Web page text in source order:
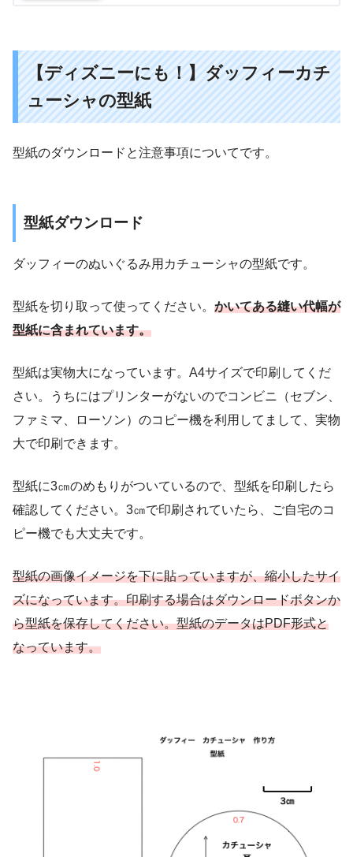
【ディズニーにも！】ダッフィーカチ
ューシャの型紙
型紙のダウンロードと注意事項についてです。
型紙ダウンロード
ダッフィーのぬいぐるみ用カチューシャの型紙です。
型紙を切り取って使ってください。 かいてある縫い代幅が
型紙に含まれています。
型紙は実物大になっています。A4サイズで印刷してくだ
さい。うちにはプリンターがないのでコンビニ（セブン、
ファミマ、ローソン）のコピー機を利用してまして、実物
大で印刷できます。
型紙に3㎝のめもりがついているので、型紙を印刷したら
確認してください。3㎝で印刷されていたら、ご自宅のコ
ピー機でも大丈夫です。
型紙の画像イメージを下に貼っていますが、縮小したサイ
ズになっています。印刷する場合はダウンロードボタンか
ら型紙を保存してください。型紙のデータはPDF形式と
なっています。